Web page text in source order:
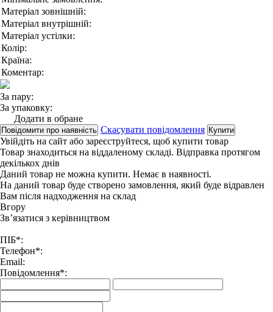
Матеріал зовнішній:
Матеріал внутрішній:
Матеріал устілки:
Колір:
Країна:
Коментар:
За пару:
За упаковку:
Додати в обране
Повідомити про наявність Скасувати повідомлення Купити
Увійдіть на сайт або зареєструйтеся, щоб купити товар
Товар знаходиться на віддаленому складі. Відправка протягом
декількох днів
Даний товар не можна купити. Немає в наявності.
На даний товар буде створено замовлення, який буде відравлен
Вам після надходження на склад
Вгору
Зв’язатися з керівництвом
ПІБ*:
Телефон*:
Email:
Повідомлення*: